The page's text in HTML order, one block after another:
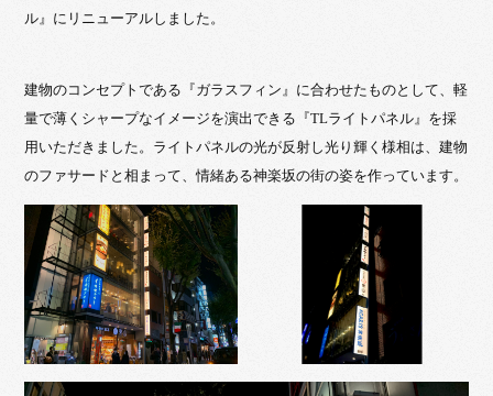
ル』にリニューアルしました。
建物のコンセプトである『ガラスフィン』に合わせたものとして、軽
量で薄くシャープなイメージを演出できる『TLライトパネル』を採
用いただきました。ライトパネルの光が反射し光り輝く様相は、建物
のファサードと相まって、情緒ある神楽坂の街の姿を作っています。